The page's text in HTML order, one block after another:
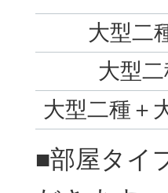
大型二
大型二
大型二種＋
■部屋タイ